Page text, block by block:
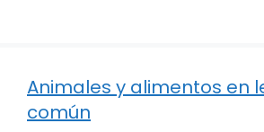
Animales y alimentos en
común